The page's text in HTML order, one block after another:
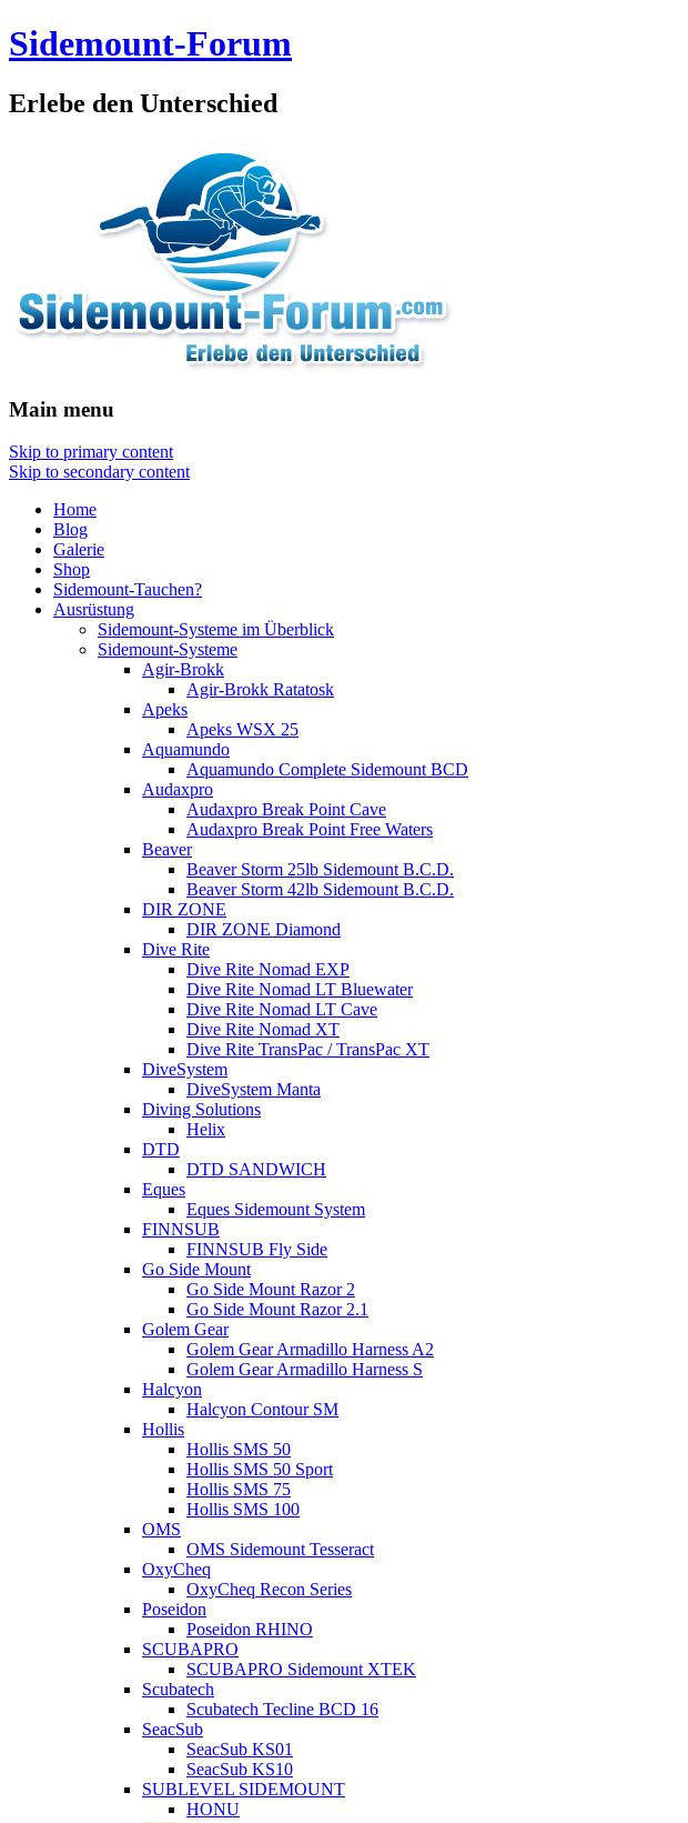
Sidemount-Forum
Erlebe den Unterschied
Main menu
Skip to primary content
Skip to secondary content
Home
Blog
Galerie
Shop
Sidemount-Tauchen?
Ausrüstung
Sidemount-Systeme im Überblick
Sidemount-Systeme
Agir-Brokk
Agir-Brokk Ratatosk
Apeks
Apeks WSX 25
Aquamundo
Aquamundo Complete Sidemount BCD
Audaxpro
Audaxpro Break Point Cave
Audaxpro Break Point Free Waters
Beaver
Beaver Storm 25lb Sidemount B.C.D.
Beaver Storm 42lb Sidemount B.C.D.
DIR ZONE
DIR ZONE Diamond
Dive Rite
Dive Rite Nomad EXP
Dive Rite Nomad LT Bluewater
Dive Rite Nomad LT Cave
Dive Rite Nomad XT
Dive Rite TransPac / TransPac XT
DiveSystem
DiveSystem Manta
Diving Solutions
Helix
DTD
DTD SANDWICH
Eques
Eques Sidemount System
FINNSUB
FINNSUB Fly Side
Go Side Mount
Go Side Mount Razor 2
Go Side Mount Razor 2.1
Golem Gear
Golem Gear Armadillo Harness A2
Golem Gear Armadillo Harness S
Halcyon
Halcyon Contour SM
Hollis
Hollis SMS 50
Hollis SMS 50 Sport
Hollis SMS 75
Hollis SMS 100
OMS
OMS Sidemount Tesseract
OxyCheq
OxyCheq Recon Series
Poseidon
Poseidon RHINO
SCUBAPRO
SCUBAPRO Sidemount XTEK
Scubatech
Scubatech Tecline BCD 16
SeacSub
SeacSub KS01
SeacSub KS10
SUBLEVEL SIDEMOUNT
HONU